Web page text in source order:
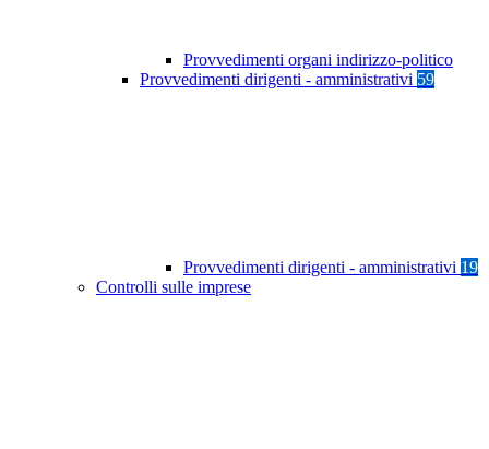
Provvedimenti organi indirizzo-politico
Provvedimenti dirigenti - amministrativi 59
Provvedimenti dirigenti - amministrativi 19
Controlli sulle imprese